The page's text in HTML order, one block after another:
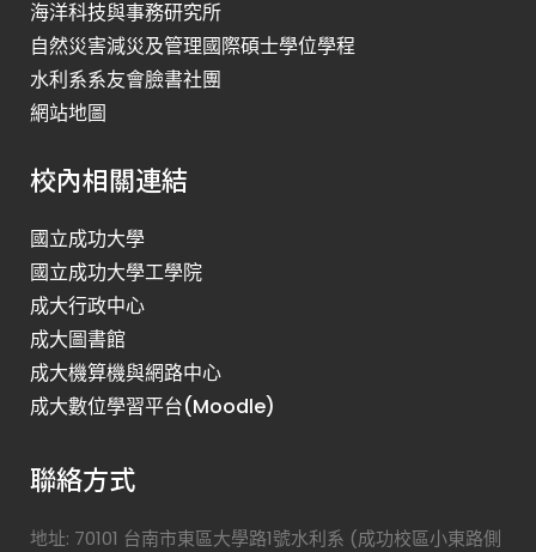
海洋科技與事務研究所
自然災害減災及管理國際碩士學位學程
水利系系友會臉書社團
網站地圖
校內相關連結
國立成功大學
國立成功大學工學院
成大行政中心
成大圖書館
成大機算機與網路中心
成大數位學習平台(Moodle)
聯絡方式
地址: 70101 台南市東區大學路1號水利系 (成功校區小東路側